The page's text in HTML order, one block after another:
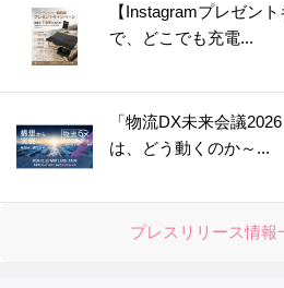
【Instagramプレゼン
で、どこでも充電...
「物流DX未来会議
は、どう動くのか～...
プレスリリース情報